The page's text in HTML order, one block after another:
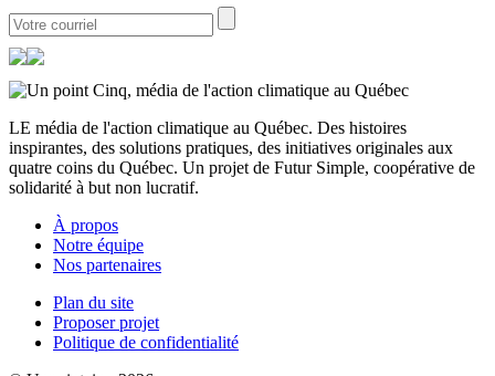
LE média de l'action climatique au Québec. Des histoires
inspirantes, des solutions pratiques, des initiatives originales aux
quatre coins du Québec. Un projet de Futur Simple, coopérative de
solidarité à but non lucratif.
À propos
Notre équipe
Nos partenaires
Plan du site
Proposer projet
Politique de confidentialité